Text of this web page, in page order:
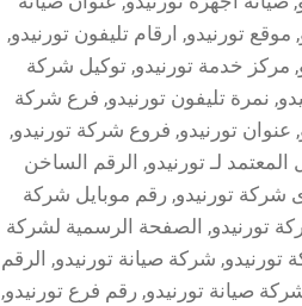
تورنيدو, ارقام تليفون تورنيدو,
مركز خدمة تورنيدو, توكيل شركة
نمرة تليفون تورنيدو, فرع شركة
عنوان تورنيدو, فروع شركة تورنيدو,
لـ تورنيدو, الرقم الساخن
شركة تورنيدو, رقم موبايل شركة
تورنيدو, الصفحة الرسمية لشركة
تورنيدو, شركة صيانة تورنيدو, الرقم
صيانة تورنيدو, رقم فرع تورنيدو,